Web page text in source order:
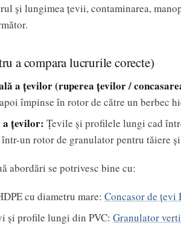
și lungimea țevii, contaminarea,
a compara lucrurile corecte)
a țevilor (ruperea țevilor /
împinse în rotor de către un berbec
a țevilor: Țevile și profilele lungi cad
un rotor de granulator pentru tăiere
abordări se potrivesc bine cu:
cu diametru mare: Concasor de țevi
și profile lungi din PVC: Granulator